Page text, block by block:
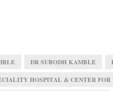
DR SUBODH KAMBLE
HOSPITAL & CENTER FOR